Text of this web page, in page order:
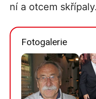
ní a otcem skřípaly.
Fotogalerie